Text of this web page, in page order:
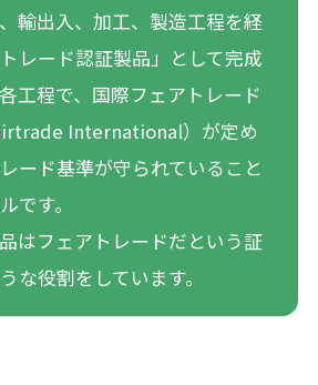
輸出入、加工、製造工程を経
レード認証製品」として完成
工程で、国際フェアトレード
International）が定め
ード基準が守られていること
です。
はフェアトレードだという証
な役割をしています。